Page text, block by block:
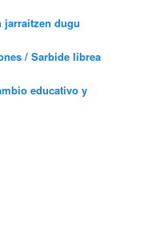
jarraitzen dugu
/ Sarbide librea
educativo y